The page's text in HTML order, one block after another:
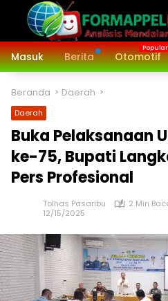
Langsung
konten
Masuk
Berita Otomotif
Beranda Daerah
Daerah
Buka Pelaksanaan
ke-75, Bupati
Pers Profesional
Tolhas Pasaribu
2 Min
12/15/2025